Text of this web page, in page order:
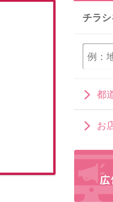
チラ
都
お